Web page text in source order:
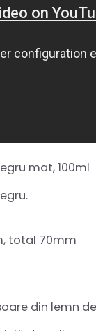
mat, 100ml
total 70mm
din lemn